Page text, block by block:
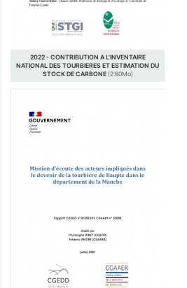
2022 - CONTRIBUTION A L'INVENTAIRE
NATIONAL DES TOURBIERES ET ESTIMATION DU
STOCK DE CARBONE(2.60Mo)